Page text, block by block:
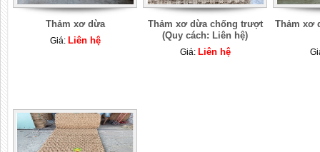
Thảm xơ dừa
Giá: Liên hệ
Thảm xơ dừa chống trượt
(Quy cách: Liên hệ)
Giá: Liên hệ
Thảm xơ